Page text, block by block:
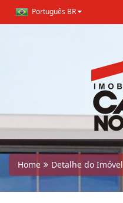
Português BR
Home Detalhe do Imóvel